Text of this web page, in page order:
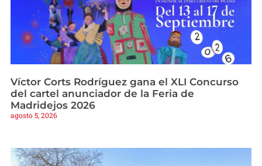
Víctor Corts Rodríguez gana el XLI Concurso
del cartel anunciador de la Feria de
Madridejos 2026
agosto 5, 2026